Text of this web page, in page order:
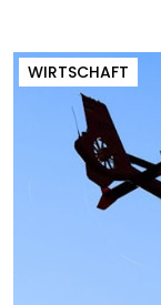
WIRTSCHAFT